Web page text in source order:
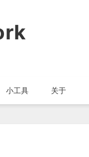
小工具 关于